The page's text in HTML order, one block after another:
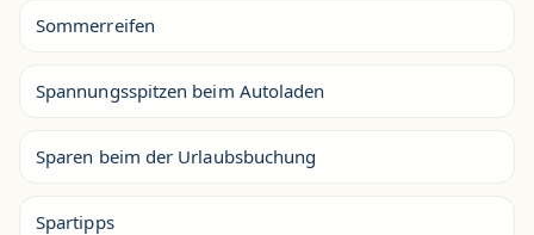
Sommerreifen
Spannungsspitzen beim Autoladen
Sparen beim der Urlaubsbuchung
Spartipps